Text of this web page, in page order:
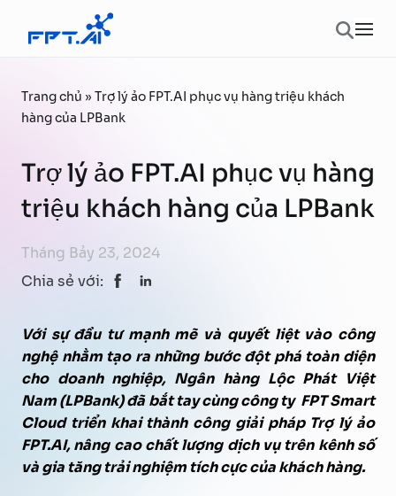
Chuyển đến phần nội dung
Trang chủ »Trợ lý ảo FPT.AI phục vụ hàng triệu khách
hàng của LPBank
Trợ lý ảo FPT.AI phục vụ hàng
triệu khách hàng của LPBank
Tháng Bảy 23, 2024
Chia sẻ với:
Với sự đầu tư mạnh mẽ và quyết liệt vào công
nghệ nhằm tạo ra những bước đột phá toàn diện
cho doanh nghiệp, Ngân hàng Lộc Phát Việt
Nam(LPBank) đã bắt tay cùng công ty FPT Smart
Cloud triển khai thành công giải pháp Trợ lý ảo
FPT.AI,nâng caochất lượng dịch vụ trên kênh số
và gia tăng trải nghiệm tích cực của khách hàng.